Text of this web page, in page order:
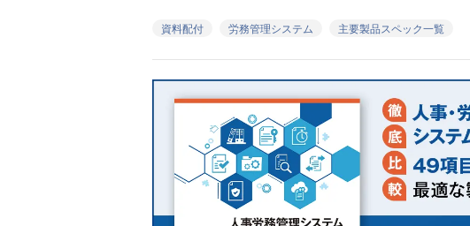
資料配付 労務管理システム 主要製品スペック一覧